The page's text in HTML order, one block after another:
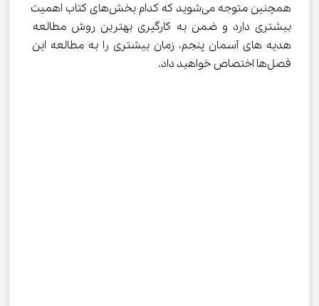
همچنین متوجه می‌شوید که کدام بخش‌های کتاب اهمیت
بیشتری دارد و ضمن به کارگیری بهترین روش مطالعه
هدیه ‌های آسمان پنجم، زمان بیشتری را به مطالعه این
فصل‌ها اختصاص خواهید داد.